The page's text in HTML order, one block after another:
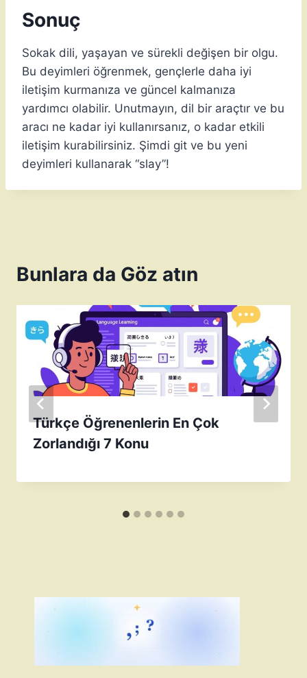
Sonuç
Sokak dili, yaşayan ve sürekli değişen bir olgu.
Bu deyimleri öğrenmek, gençlerle daha iyi
iletişim kurmanıza ve güncel kalmanıza
yardımcı olabilir. Unutmayın, dil bir araçtır ve bu
aracı ne kadar iyi kullanırsanız, o kadar etkili
iletişim kurabilirsiniz. Şimdi git ve bu yeni
deyimleri kullanarak “slay”!
Bunlara da Göz atın
Türkçe Öğrenenlerin En Çok
Zorlandığı 7 Konu